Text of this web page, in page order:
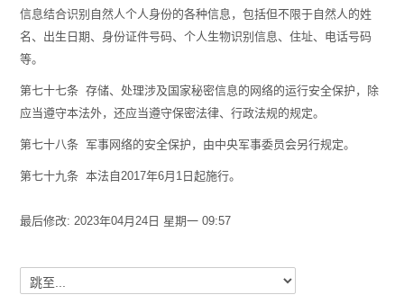
信息结合识别自然人个人身份的各种信息，包括但不限于自然人的姓
名、出生日期、身份证件号码、个人生物识别信息、住址、电话号码
等。
第七十七条 存储、处理涉及国家秘密信息的网络的运行安全保护，除
应当遵守本法外，还应当遵守保密法律、行政法规的规定。
第七十八条 军事网络的安全保护，由中央军事委员会另行规定。
第七十九条 本法自2017年6月1日起施行。
最后修改: 2023年04月24日 星期一 09:57
跳至...